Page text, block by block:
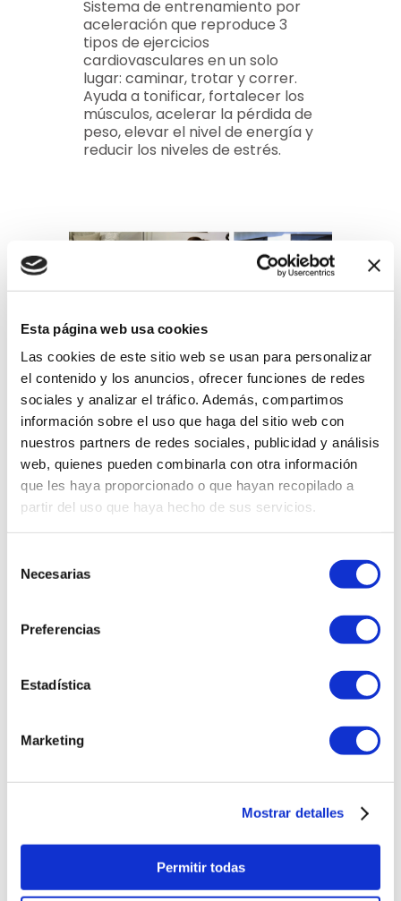
Esta página web usa cookies
Las cookies de este sitio web se usan para personalizar
el contenido y los anuncios, ofrecer funciones de redes
sociales y analizar el tráfico. Además, compartimos
información sobre el uso que haga del sitio web con
nuestros partners de redes sociales, publicidad y análisis
web, quienes pueden combinarla con otra información
que les haya proporcionado o que hayan recopilado a
partir del uso que haya hecho de sus servicios.
Necesarias
Preferencias
Estadística
Marketing
Mostrar detalles
Permitir todas
Sistema de entrenamiento por
aceleración que reproduce 3
tipos de ejercicios
cardiovasculares en un solo
lugar: caminar, trotar y correr.
Ayuda a tonificar, fortalecer los
músculos, acelerar la pérdida de
peso, elevar el nivel de energía y
reducir los niveles de estrés.
DETALLE DEL PRODUCTO
Su motor genera movimientos
oscilatorios horizontales que
musculares entre 25 y 30 veces
viene con 99 niveles de velocidad
minutos al día notarás la
diferencia.
El precio no incluye
Armado. Puedes